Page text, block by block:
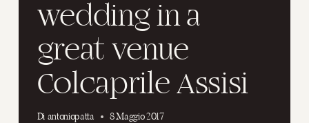
wedding in a
great venue
Colcaprile Assisi
Di antoniopatta 8 Maggio 2017